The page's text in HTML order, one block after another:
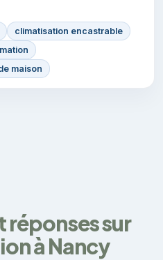
climatisation encastrable
maison
réponses sur
à Nancy